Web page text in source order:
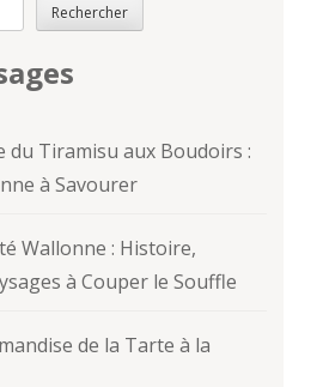
Rechercher
du Tiramisu aux Boudoirs :
à Savourer
Wallonne : Histoire,
à Couper le Souffle
de la Tarte à la